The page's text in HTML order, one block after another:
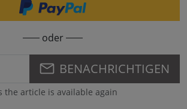
oder
BENACHRICHTIGEN
the article is available again